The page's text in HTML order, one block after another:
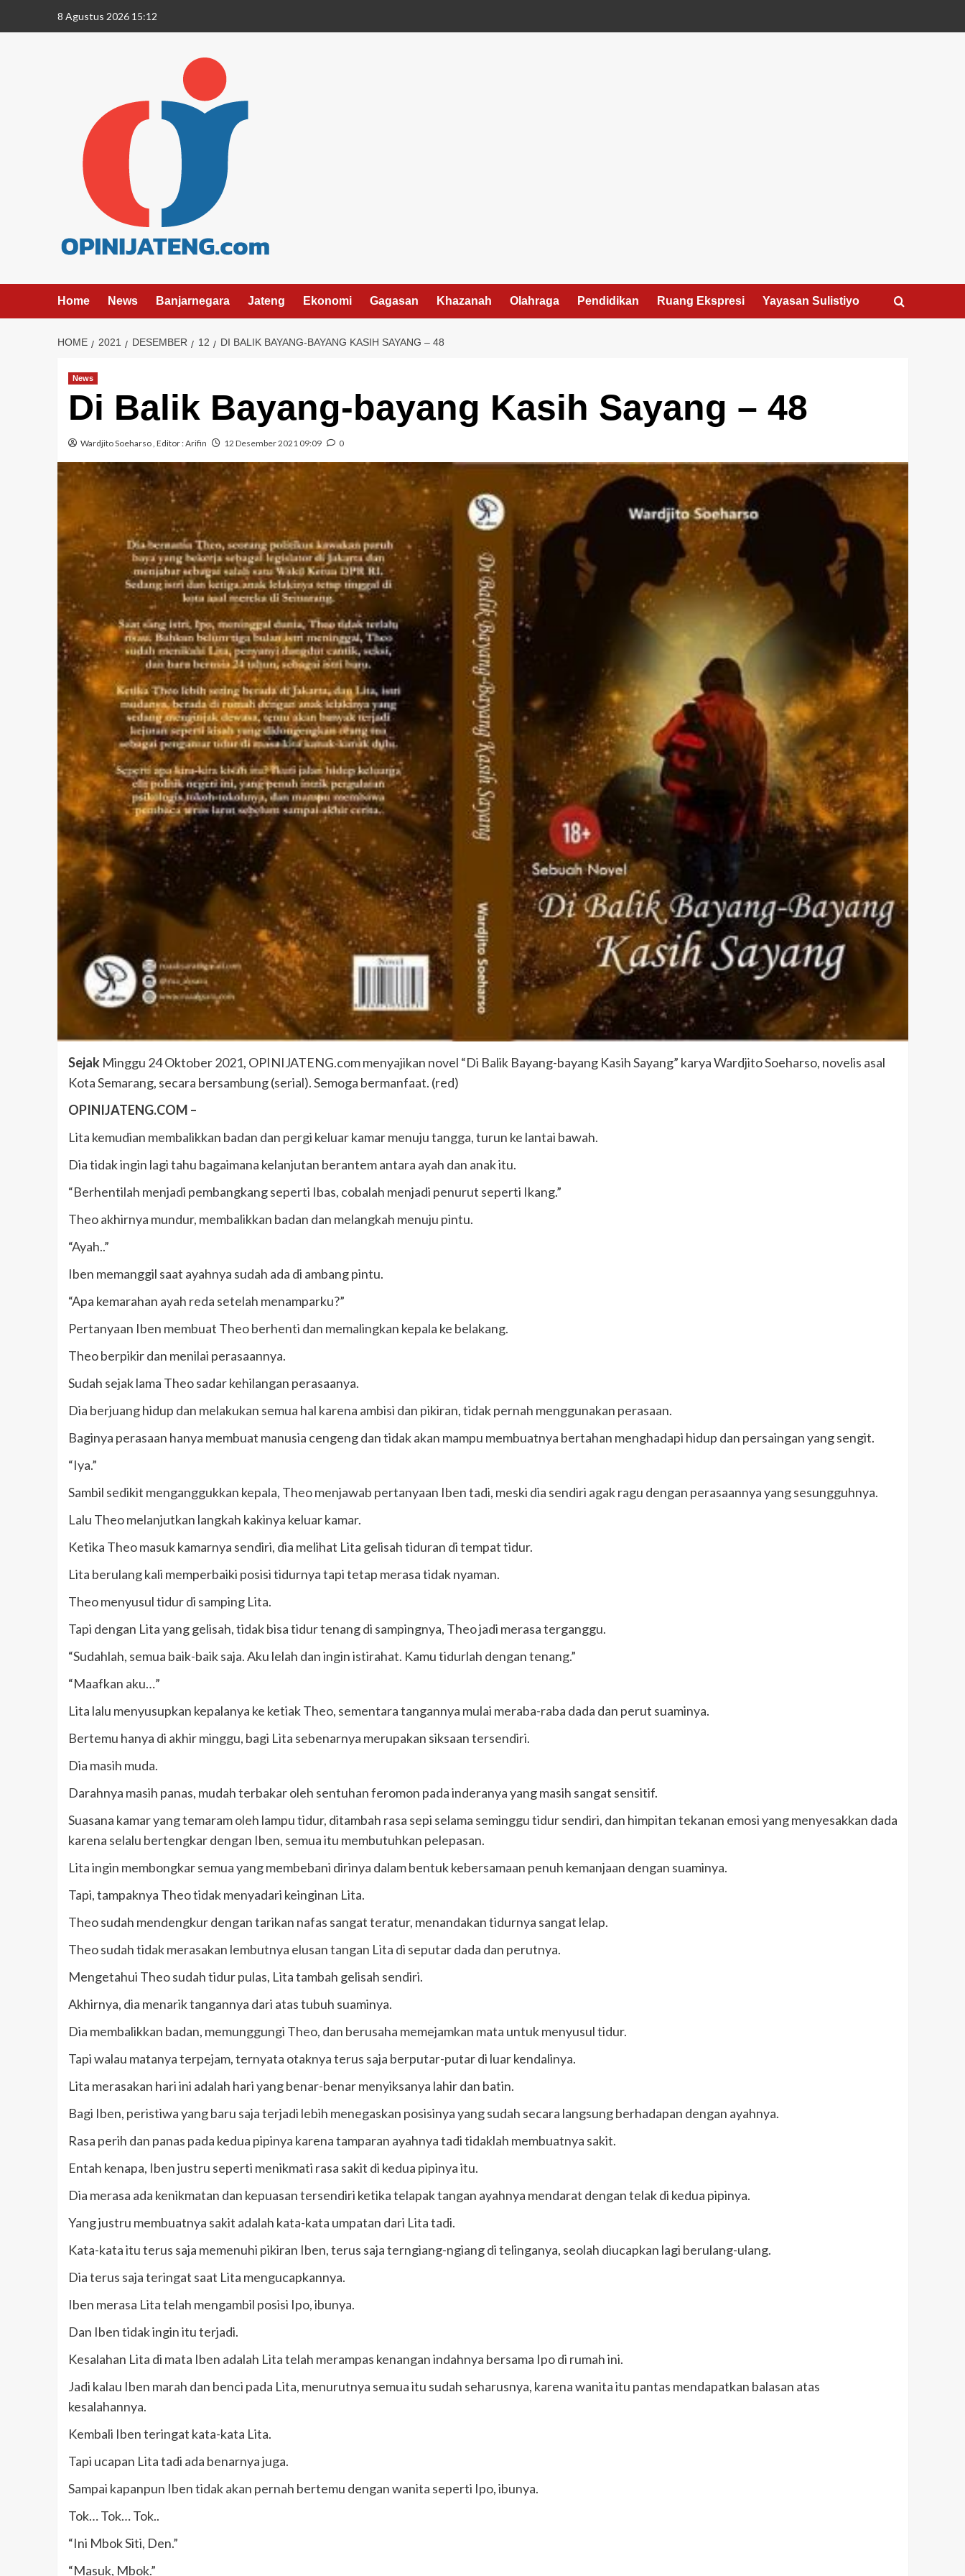
8 Agustus 2026 15:12
Home News Banjarnegara Jateng Ekonomi Gagasan Khazanah Olahraga Pendidikan Ruang Ekspresi Yayasan Sulistiyo
HOME 2021 DESEMBER 12 DI BALIK BAYANG-BAYANG KASIH SAYANG – 48
News
Di Balik Bayang-bayang Kasih Sayang – 48
Wardjito Soeharso, Editor :Arifin 12 Desember 2021 09:09 0
SejakMinggu 24 Oktober 2021, OPINIJATENG.com menyajikan novel “Di Balik Bayang-bayang Kasih Sayang” karya Wardjito Soeharso, novelis asal
Kota Semarang, secara bersambung (serial). Semoga bermanfaat. (red)
OPINIJATENG.COM –
Lita kemudian membalikkan badan dan pergi keluar kamar menuju tangga, turun ke lantai bawah.
Dia tidak ingin lagi tahu bagaimana kelanjutan berantem antara ayah dan anak itu.
“Berhentilah menjadi pembangkang seperti Ibas, cobalah menjadi penurut seperti Ikang.”
Theo akhirnya mundur, membalikkan badan dan melangkah menuju pintu.
“Ayah..”
Iben memanggil saat ayahnya sudah ada di ambang pintu.
“Apa kemarahan ayah reda setelah menamparku?”
Pertanyaan Iben membuat Theo berhenti dan memalingkan kepala ke belakang.
Theo berpikir dan menilai perasaannya.
Sudah sejak lama Theo sadar kehilangan perasaanya.
Dia berjuang hidup dan melakukan semua hal karena ambisi dan pikiran, tidak pernah menggunakan perasaan.
Baginya perasaan hanya membuat manusia cengeng dan tidak akan mampu membuatnya bertahan menghadapi hidup dan persaingan yang sengit.
“Iya.”
Sambil sedikit menganggukkan kepala, Theo menjawab pertanyaan Iben tadi, meski dia sendiri agak ragu dengan perasaannya yang sesungguhnya.
Lalu Theo melanjutkan langkah kakinya keluar kamar.
Ketika Theo masuk kamarnya sendiri, dia melihat Lita gelisah tiduran di tempat tidur.
Lita berulang kali memperbaiki posisi tidurnya tapi tetap merasa tidak nyaman.
Theo menyusul tidur di samping Lita.
Tapi dengan Lita yang gelisah, tidak bisa tidur tenang di sampingnya, Theo jadi merasa terganggu.
“Sudahlah, semua baik-baik saja. Aku lelah dan ingin istirahat. Kamu tidurlah dengan tenang.”
“Maafkan aku…”
Lita lalu menyusupkan kepalanya ke ketiak Theo, sementara tangannya mulai meraba-raba dada dan perut suaminya.
Bertemu hanya di akhir minggu, bagi Lita sebenarnya merupakan siksaan tersendiri.
Dia masih muda.
Darahnya masih panas, mudah terbakar oleh sentuhan feromon pada inderanya yang masih sangat sensitif.
Suasana kamar yang temaram oleh lampu tidur, ditambah rasa sepi selama seminggu tidur sendiri, dan himpitan tekanan emosi yang menyesakkan dada
karena selalu bertengkar dengan Iben, semua itu membutuhkan pelepasan.
Lita ingin membongkar semua yang membebani dirinya dalam bentuk kebersamaan penuh kemanjaan dengan suaminya.
Tapi, tampaknya Theo tidak menyadari keinginan Lita.
Theo sudah mendengkur dengan tarikan nafas sangat teratur, menandakan tidurnya sangat lelap.
Theo sudah tidak merasakan lembutnya elusan tangan Lita di seputar dada dan perutnya.
Mengetahui Theo sudah tidur pulas, Lita tambah gelisah sendiri.
Akhirnya, dia menarik tangannya dari atas tubuh suaminya.
Dia membalikkan badan, memunggungi Theo, dan berusaha memejamkan mata untuk menyusul tidur.
Tapi walau matanya terpejam, ternyata otaknya terus saja berputar-putar di luar kendalinya.
Lita merasakan hari ini adalah hari yang benar-benar menyiksanya lahir dan batin.
Bagi Iben, peristiwa yang baru saja terjadi lebih menegaskan posisinya yang sudah secara langsung berhadapan dengan ayahnya.
Rasa perih dan panas pada kedua pipinya karena tamparan ayahnya tadi tidaklah membuatnya sakit.
Entah kenapa, Iben justru seperti menikmati rasa sakit di kedua pipinya itu.
Dia merasa ada kenikmatan dan kepuasan tersendiri ketika telapak tangan ayahnya mendarat dengan telak di kedua pipinya.
Yang justru membuatnya sakit adalah kata-kata umpatan dari Lita tadi.
Kata-kata itu terus saja memenuhi pikiran Iben, terus saja terngiang-ngiang di telinganya, seolah diucapkan lagi berulang-ulang.
Dia terus saja teringat saat Lita mengucapkannya.
Iben merasa Lita telah mengambil posisi Ipo, ibunya.
Dan Iben tidak ingin itu terjadi.
Kesalahan Lita di mata Iben adalah Lita telah merampas kenangan indahnya bersama Ipo di rumah ini.
Jadi kalau Iben marah dan benci pada Lita, menurutnya semua itu sudah seharusnya, karena wanita itu pantas mendapatkan balasan atas
kesalahannya.
Kembali Iben teringat kata-kata Lita.
Tapi ucapan Lita tadi ada benarnya juga.
Sampai kapanpun Iben tidak akan pernah bertemu dengan wanita seperti Ipo, ibunya.
Tok… Tok… Tok..
“Ini Mbok Siti, Den.”
“Masuk, Mbok.”